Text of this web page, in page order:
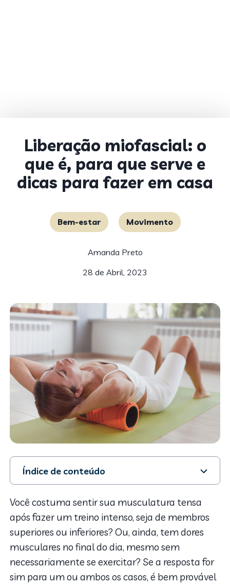
Liberação miofascial: o
que é, para que serve e
dicas para fazer em casa
Bem-estar Movimento
Amanda Preto
28 de Abril, 2023
Índice de conteúdo
1. O que é a liberação miofascial?
2. Como a liberação miofascial ajuda a reduzir dores?
3. Dicas para fazer a autoliberação miofascial
Você costuma sentir sua musculatura tensa
após fazer um treino intenso, seja de membros
superiores ou inferiores? Ou, ainda, tem dores
musculares no final do dia, mesmo sem
necessariamente se exercitar? Se a resposta for
sim para um ou ambos os casos, é bem provável